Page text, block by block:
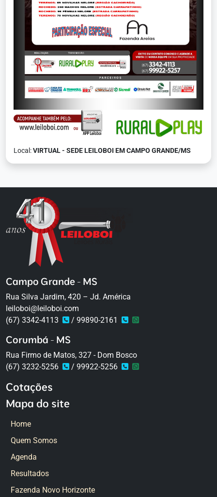
Local:VIRTUAL - SEDE LEILOBOI EM CAMPO GRANDE/MS
Campo Grande - MS
Rua Silva Jardim, 420 – Jd. América
leiloboi@leiloboi.com
(67) 3342-4113
/ 99890-2161
Corumbá - MS
Rua Firmo de Matos, 327 - Dom Bosco
(67) 3232-5256
/ 99922-5256
Cotações
Mapa do site
Home
Quem Somos
Agenda
Resultados
Fazenda Novo Horizonte